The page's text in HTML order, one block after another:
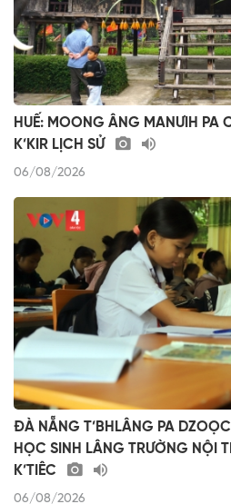
HUẾ: MOONG ÂNG MANƯIH PA
K’KIR LỊCH SỬ
06/08/2026
ĐÀ NẴNG T’BHLÂNG PA
HỌC SINH LÂNG TRƯỜNG NỘI
K’TIÊC
06/08/2026